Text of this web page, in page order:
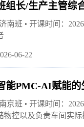
组长/生产主管综
南班 • 开课时间：
06-22
能PMC-AI赋能的
京班 • 开课时间：
物控以及负责车间实